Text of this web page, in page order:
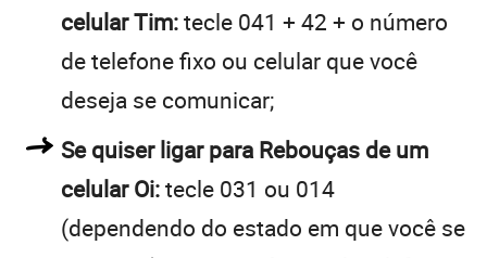
celular Tim:tecle 041 + 42 + o número
de telefone fixo ou celular que você
deseja se comunicar;
Se quiser ligar para Rebouças de um
celular Oi:tecle 031 ou 014
(dependendo do estado em que você se